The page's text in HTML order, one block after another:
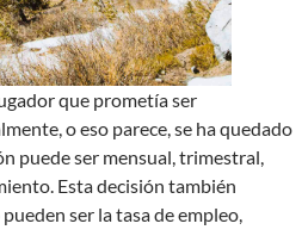
que prometía ser
o eso parece, se ha quedado
puede ser mensual, trimestral,
Esta decisión también
ser la tasa de empleo,